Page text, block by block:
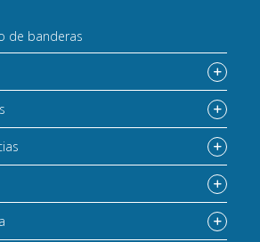
de banderas